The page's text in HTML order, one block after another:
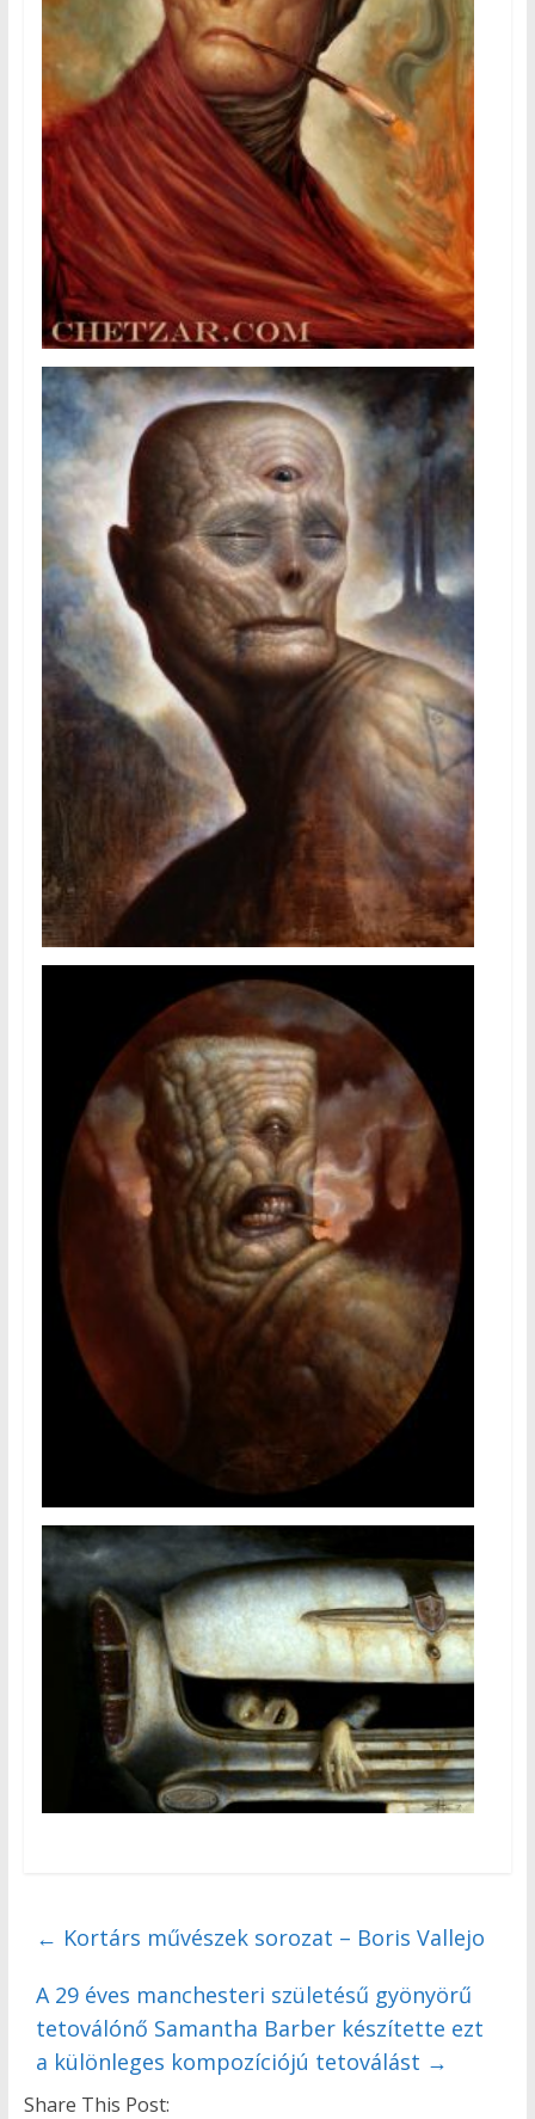
← Kortárs művészek sorozat – Boris Vallejo
A 29 éves manchesteri születésű gyönyörű
tetoválónő Samantha Barber készítette ezt
a különleges kompozíciójú tetoválást →
Share This Post: